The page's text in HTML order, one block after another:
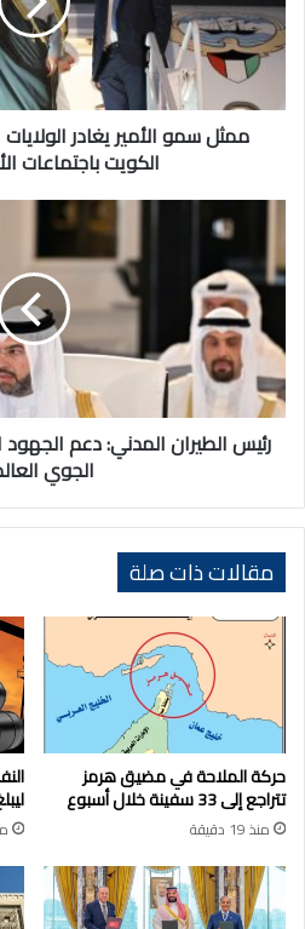
المتحدة
بعد
ترؤس
وفد
الكويت
المتحدة
ممثل سمو الأمير يغادر
الكويت باجتماعات
المدني:
دعم
الجهود
الدولية
لتطوير
صناعة
النقل
الجوي
العالمي
رئيس الطيران المدني: دعم الجهود
الجوي
مقالات ذات صلة
حركة الملاحة في مضيق هرمز
تتراجع إلى 33 سفينة خلال أسبوع
منذ 19 دقيقة
ليبلغ